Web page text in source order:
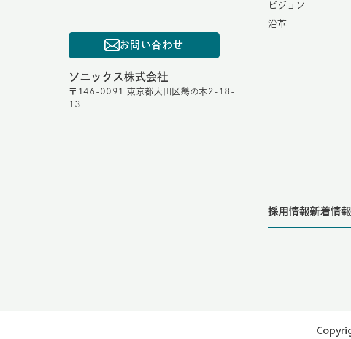
お問い合わせ
ソニックス株式会社
〒146-0091 東京都大田区鵜の木2-18-
13
ビジョン
沿革
採用情報新着情報